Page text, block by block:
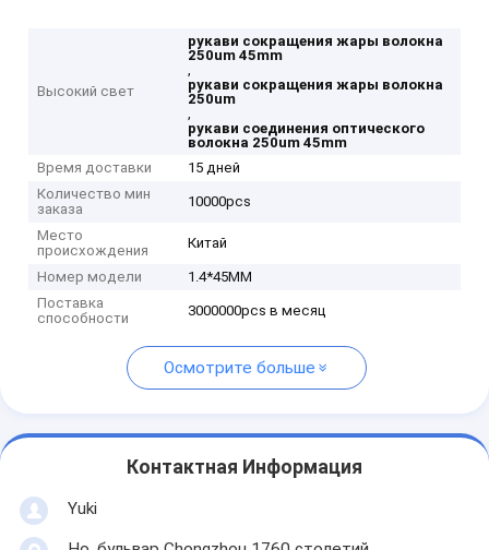
Высокий свет
рукави сокращения жары волокна
250um 45mm
,
рукави сокращения жары волокна
250um
,
рукави соединения оптического
волокна 250um 45mm
Время доставки
15 дней
Количество мин
заказа
10000pcs
Место
происхождения
Китай
Номер модели
1.4*45MM
Поставка
способности
3000000pcs в месяц
Осмотрите больше
Контактная Информация
Yuki